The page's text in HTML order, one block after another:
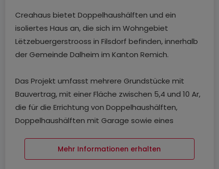
Creahaus bietet Doppelhaushälften und ein
isoliertes Haus an, die sich im Wohngebiet
Lëtzebuergerstrooss in Filsdorf befinden, innerhalb
der Gemeinde Dalheim im Kanton Remich.
Das Projekt umfasst mehrere Grundstücke mit
Bauvertrag, mit einer Fläche zwischen 5,4 und 10 Ar,
die für die Errichtung von Doppelhaushälften,
Doppelhaushälften mit Garage sowie eines
Das Wohngebiet profitiert von einer angenehmen
Mehr Informationen erhalten